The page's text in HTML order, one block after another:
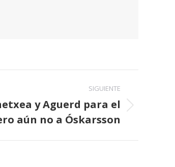
SIGUIENTE
y Aguerd para el
aún no a Óskarsson